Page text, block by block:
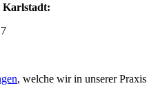
Karlstadt:
, welche wir in unserer Praxis